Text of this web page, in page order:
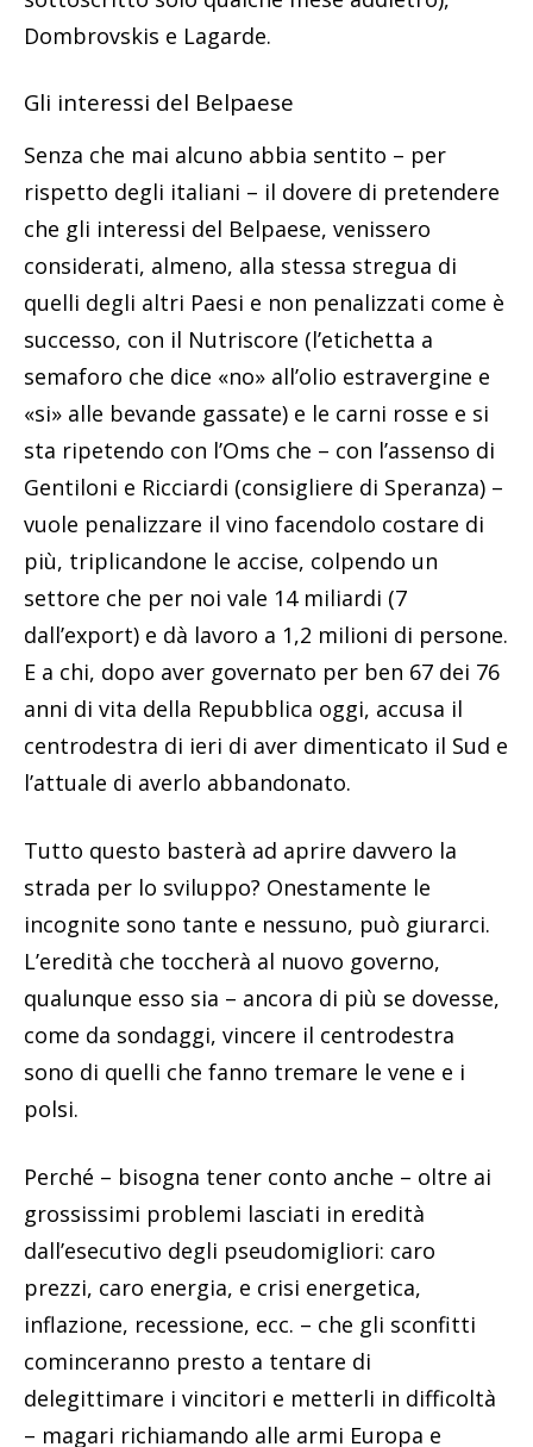
Dombrovskis e Lagarde.
Gli interessi del Belpaese
Senza che mai alcuno abbia sentito – per
rispetto degli italiani – il dovere di pretendere
che gli interessi del Belpaese, venissero
considerati, almeno, alla stessa stregua di
quelli degli altri Paesi e non penalizzati come è
successo, con il Nutriscore (l’etichetta a
semaforo che dice «no» all’olio estravergine e
«si» alle bevande gassate) e le carni rosse e si
sta ripetendo con l’Oms che – con l’assenso di
Gentiloni e Ricciardi (consigliere di Speranza) –
vuole penalizzare il vino facendolo costare di
più, triplicandone le accise, colpendo un
settore che per noi vale 14 miliardi (7
dall’export) e dà lavoro a 1,2 milioni di persone.
E a chi, dopo aver governato per ben 67 dei 76
anni di vita della Repubblica oggi, accusa il
centrodestra di ieri di aver dimenticato il Sud e
l’attuale di averlo abbandonato.
Tutto questo basterà ad aprire davvero la
strada per lo sviluppo? Onestamente le
incognite sono tante e nessuno, può giurarci.
L’eredità che toccherà al nuovo governo,
qualunque esso sia – ancora di più se dovesse,
come da sondaggi, vincere il centrodestra
sono di quelli che fanno tremare le vene e i
polsi.
Perché – bisogna tener conto anche – oltre ai
grossissimi problemi lasciati in eredità
dall’esecutivo degli pseudomigliori: caro
prezzi, caro energia, e crisi energetica,
inflazione, recessione, ecc. – che gli sconfitti
cominceranno presto a tentare di
delegittimare i vincitori e metterli in difficoltà
– magari richiamando alle armi Europa e